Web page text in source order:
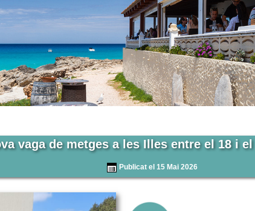
vaga de metges a les Illes entre el 18 i
Publicat el 15 Mai 2026
{Play}